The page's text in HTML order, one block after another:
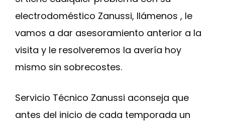
electrodoméstico Zanussi, llámenos , le
vamos a dar asesoramiento anterior a la
visita y le resolveremos la avería hoy
mismo sin sobrecostes.
Servicio Técnico Zanussi aconseja que
antes del inicio de cada temporada un